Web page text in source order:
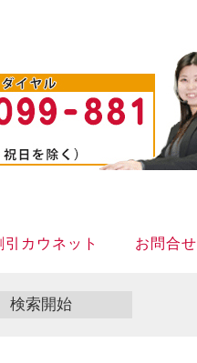
引カウネット お問合せ